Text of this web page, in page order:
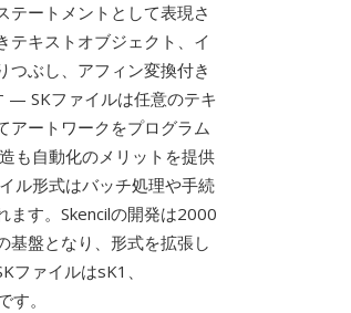
テートメントとして表現さ
テキストオブジェクト、イ
つぶし、アフィン変換付き
— SKファイルは任意のテキ
アートワークをプログラム
も自動化のメリットを提供
ル形式はバッチ処理や手続
ます。Skencilの開発は2000
基盤となり、形式を拡張し
ファイルはsK1、
。